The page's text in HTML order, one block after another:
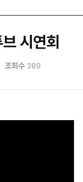
시연회
조회수389